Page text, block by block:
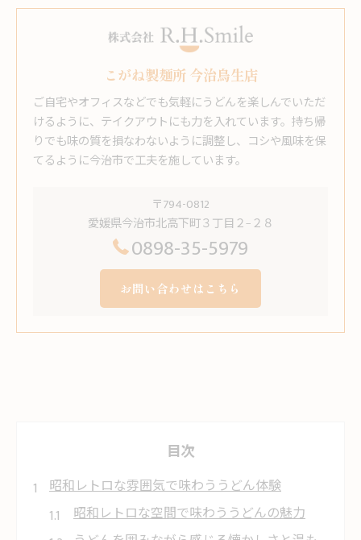
こがね製麺所 今治鳥生店
ご自宅やオフィスなどでも気軽にうどんを楽しんでいただ
けるように、テイクアウトにも力を入れています。持ち帰
りでも味の質を損なわないように調整し、コシや風味を保
てるように今治市で工夫を施しています。
〒794-0812
愛媛県今治市北高下町３丁目２−２８
0898-35-5979
お問い合わせはこちら
目次
昭和レトロな雰囲気で味わううどん体験
昭和レトロな空間で味わううどんの魅力